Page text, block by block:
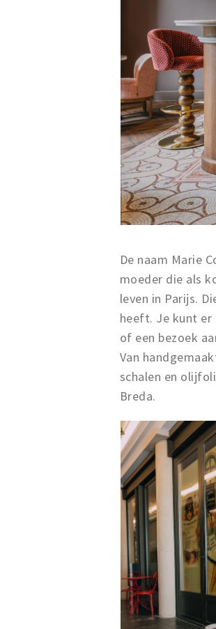
De naam Marie
moeder die als
leven in Parijs.
heeft. Je kunt er
of een bezoek
Van
schalen en
Breda.